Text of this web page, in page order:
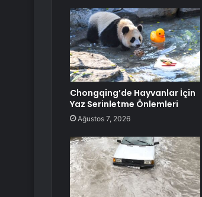
Chongqing’de Hayvanlar İçin
Yaz Serinletme Önlemleri
Ağustos 7, 2026